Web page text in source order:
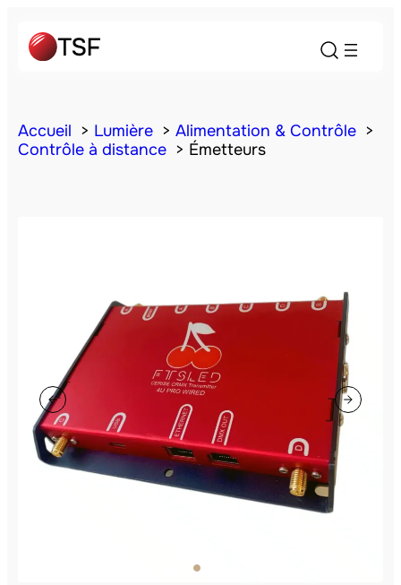
Accueil Lumière
Alimentation & Contrôle
Contrôle à distance
Émetteurs